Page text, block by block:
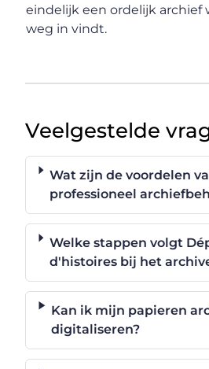
eindelijk een ordelijk archief
weg in vindt.
Veelgestelde
Wat zijn de voordelen
professioneel
Welke stappen volgt
d'histoires bij het
Kan ik mijn papieren
digitaliseren?